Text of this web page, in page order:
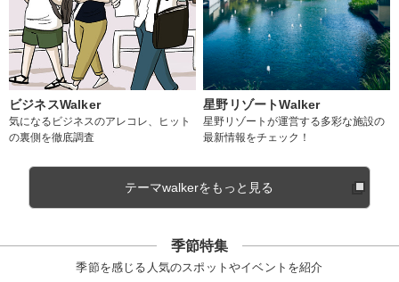
ビジネスWalker
気になるビジネスのアレコレ、ヒット
の裏側を徹底調査
星野リゾートWalker
星野リゾートが運営する多彩な施設の
最新情報をチェック！
テーマwalkerをもっと見る
季節特集
季節を感じる人気のスポットやイベントを紹介